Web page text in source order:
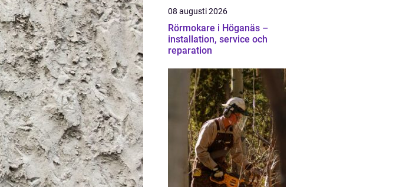
08 augusti 2026
Rörmokare i Höganäs –
installation, service och
reparation